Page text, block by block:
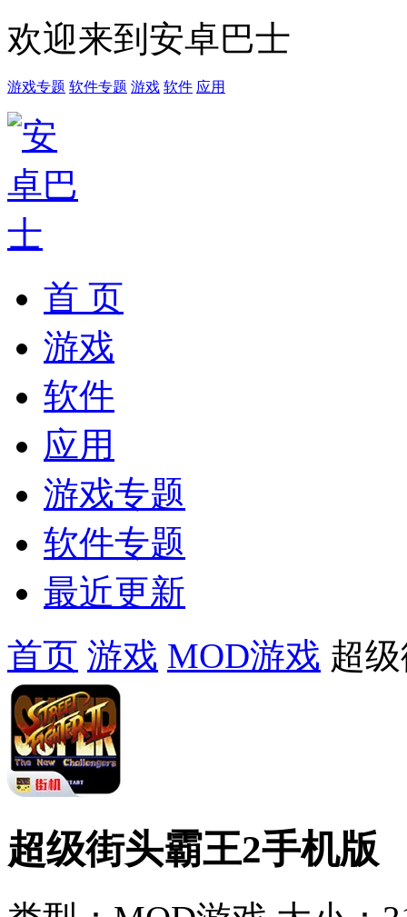
欢迎来到安卓巴士
游戏专题 软件专题 游戏 软件 应用
首 页
游戏
软件
应用
游戏专题
软件专题
最近更新
首页 游戏 MOD游戏 超
超级街头霸王2手机版